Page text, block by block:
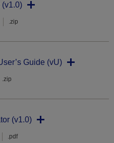
.zip
Guide (vU)
.zip
(v1.0)
.pdf